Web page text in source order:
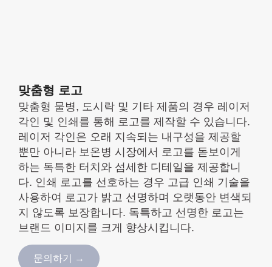
맞춤형 로고
맞춤형 물병, 도시락 및 기타 제품의 경우 레이저
각인 및 인쇄를 통해 로고를 제작할 수 있습니다.
레이저 각인은 오래 지속되는 내구성을 제공할
뿐만 아니라 보온병 시장에서 로고를 돋보이게
하는 독특한 터치와 섬세한 디테일을 제공합니
다. 인쇄 로고를 선호하는 경우 고급 인쇄 기술을
사용하여 로고가 밝고 선명하며 오랫동안 변색되
지 않도록 보장합니다. 독특하고 선명한 로고는
브랜드 이미지를 크게 향상시킵니다.
문의하기 →